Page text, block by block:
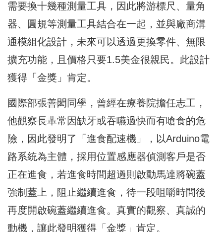
需要換十幾種測量工具， 因此將游標尺、量角
器、圓規等測量工具結合在一起， 並與廠商溝
通模組化設計，未來可以透過更換零件、無限
擴充功能， 且價格只要1.5美金很親民。此設計
獲得「金獎」肯定。
國際部張善閎同學，曾經在療養院擔任志工，
他觀察長輩常因缺牙或吞嚥過快而有嗆食的危
險，因此發明了「 進食配速機」，以Arduino電
路系統為主體， 採用位置感應器偵測客戶是否
正在進食， 若進食時間超過則啟動馬達將碗蓋
強制蓋上，阻止繼續進食， 待一段咀嚼時間後
再度開啟碗蓋繼續進食。真實的觀察、 真誠的
動機，讓此發明獲得「金獎」肯定。